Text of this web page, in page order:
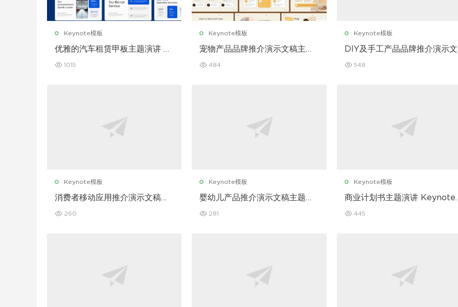
Keynote模板
优雅的汽车租赁甲板主题演讲 K
1015
Keynote模板
宠物产品品牌推介演示文稿主题
484
Keynote模板
DIY及手工产品品牌推介演示文
548
Keynote模板
消费者移动应用推介演示文稿主
260
Keynote模板
婴幼儿产品推介演示文稿主题演
281
Keynote模板
商业计划书主题演讲 Keynote
445